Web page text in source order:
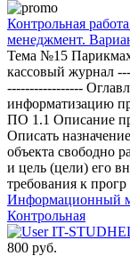
Контрольная
менеджмент.
Тема №15
кассовый журнал
-----------------
информатизацию
ПО 1.1 Описание
Описать
объекта свободно
и цель (цели) его
требования к прогр
Информационный
Контрольная
IT-
800 руб.